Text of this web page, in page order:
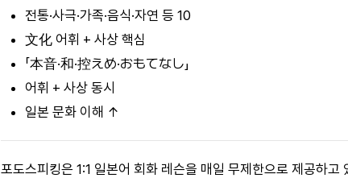
전통·사극·가족·음식·자연 등 10
文化 어휘 + 사상 핵심
「本音·和·控えめ·おもてなし」
어휘 + 사상 동시
일본 문화 이해 ↑
포도스피킹은 1:1 일본어 회화 레슨을 매일 무제한으로 제공하